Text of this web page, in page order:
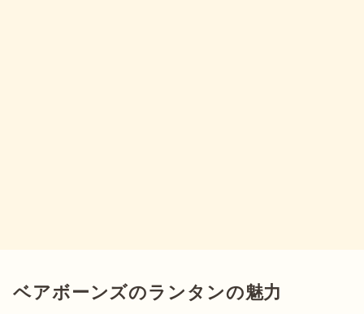
ベアボーンズのランタンの魅力